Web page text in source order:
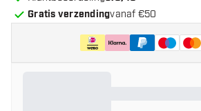
Gratis verzendingvanaf €50